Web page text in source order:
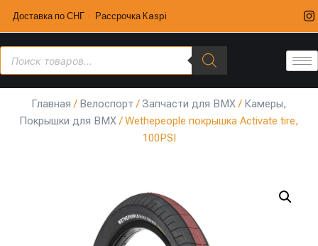
Доставка по СНГ · Рассрочка Kaspi
Главная / Велоспорт /Запчасти для BMX/ Камеры,
Покрышки для BMX/ Wethepeople покрышка Activate tire,
100PSI